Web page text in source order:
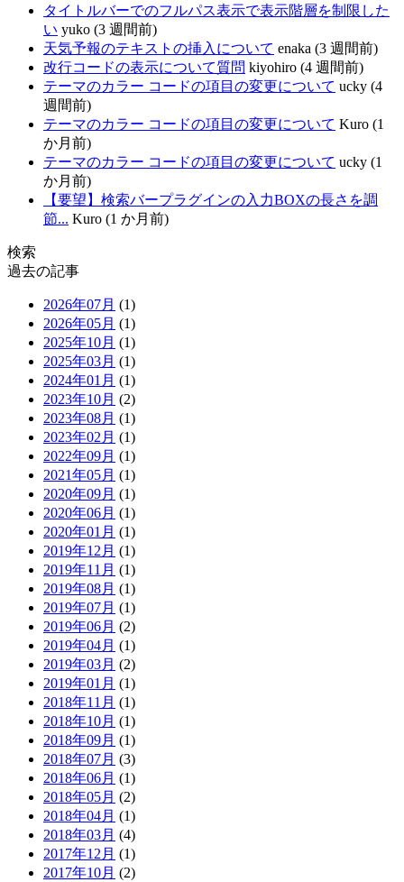
タイトルバーでのフルパス表示で表示階層を制限した
い yuko (3 週間前)
天気予報のテキストの挿入について enaka (3 週間前)
改行コードの表示について質問 kiyohiro (4 週間前)
テーマのカラー コードの項目の変更について ucky (4
週間前)
テーマのカラー コードの項目の変更について Kuro (1
か月前)
テーマのカラー コードの項目の変更について ucky (1
か月前)
【要望】検索バープラグインの入力BOXの長さを調
節... Kuro (1 か月前)
検索
過去の記事
2026年07月 (1)
2026年05月 (1)
2025年10月 (1)
2025年03月 (1)
2024年01月 (1)
2023年10月 (2)
2023年08月 (1)
2023年02月 (1)
2022年09月 (1)
2021年05月 (1)
2020年09月 (1)
2020年06月 (1)
2020年01月 (1)
2019年12月 (1)
2019年11月 (1)
2019年08月 (1)
2019年07月 (1)
2019年06月 (2)
2019年04月 (1)
2019年03月 (2)
2019年01月 (1)
2018年11月 (1)
2018年10月 (1)
2018年09月 (1)
2018年07月 (3)
2018年06月 (1)
2018年05月 (2)
2018年04月 (1)
2018年03月 (4)
2017年12月 (1)
2017年10月 (2)